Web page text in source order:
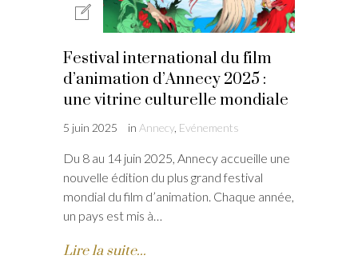
Festival international du film
d’animation d’Annecy 2025 :
une vitrine culturelle mondiale
5 juin 2025 in Annecy, Evénements
Du 8 au 14 juin 2025, Annecy accueille une
nouvelle édition du plus grand festival
mondial du film d’animation. Chaque année,
un pays est mis à…
Lire la suite...